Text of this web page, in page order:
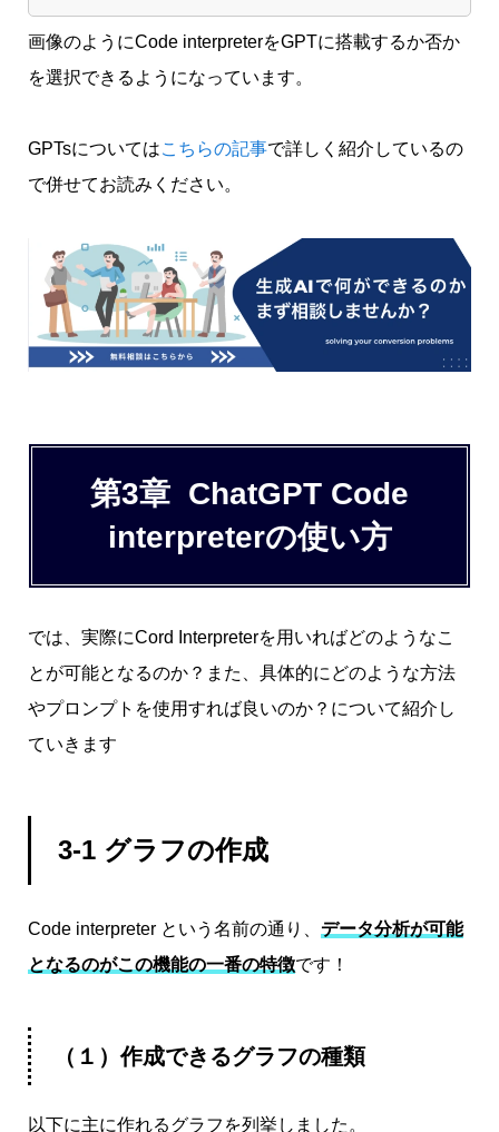
画像のようにCode interpreterをGPTに搭載するか否か
を選択できるようになっています。
GPTsについてはこちらの記事で詳しく紹介しているの
で併せてお読みください。
第3章 ChatGPT Code
interpreterの使い方
では、実際にCord Interpreterを用いればどのようなこ
とが可能となるのか？また、具体的にどのような方法
やプロンプトを使用すれば良いのか？について紹介し
ていきます
3-1 グラフの作成
Code interpreter という名前の通り、 データ分析が可能
となるのがこの機能の一番の特徴です！
（１）作成できるグラフの種類
以下に主に作れるグラフを列挙しました。